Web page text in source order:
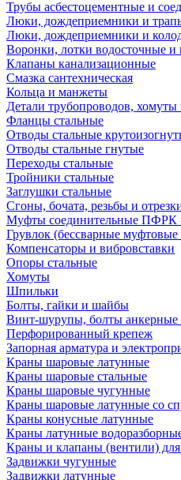
Трубы асбестоцементные и
Люки, дождеприемники и
Люки, дождеприемники и
Воронки, лотки водосточные
Клапаны канализационные
Смазка сантехническая
Кольца и манжеты
Детали трубопроводов,
Фланцы стальные
Отводы стальные
Отводы стальные гнутые
Переходы стальные
Тройники стальные
Заглушки стальные
Сгоны, бочата, резьбы и
Муфты соединительные
Грувлок (бессварные муфтовые
Компенсаторы и вибровставки
Опоры стальные
Хомуты
Шпильки
Болты, гайки и шайбы
Винт-шурупы, болты анкерные
Перфорированный крепеж
Запорная арматура и
Краны шаровые латунные
Краны шаровые стальные
Краны шаровые чугунные
Краны шаровые латунные со
Краны конусные латунные
Краны латунные
Краны и клапаны (вентили)
Задвижки чугунные
Задвижки латунные